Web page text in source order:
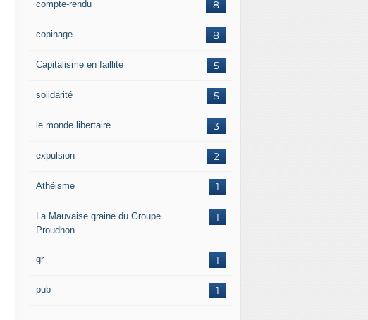
8
compte-rendu
8
copinage
5
Capitalisme en faillite
5
solidarité
3
le monde libertaire
2
expulsion
1
Athéisme
1
La Mauvaise graine du Groupe
Proudhon
1
gr
1
pub